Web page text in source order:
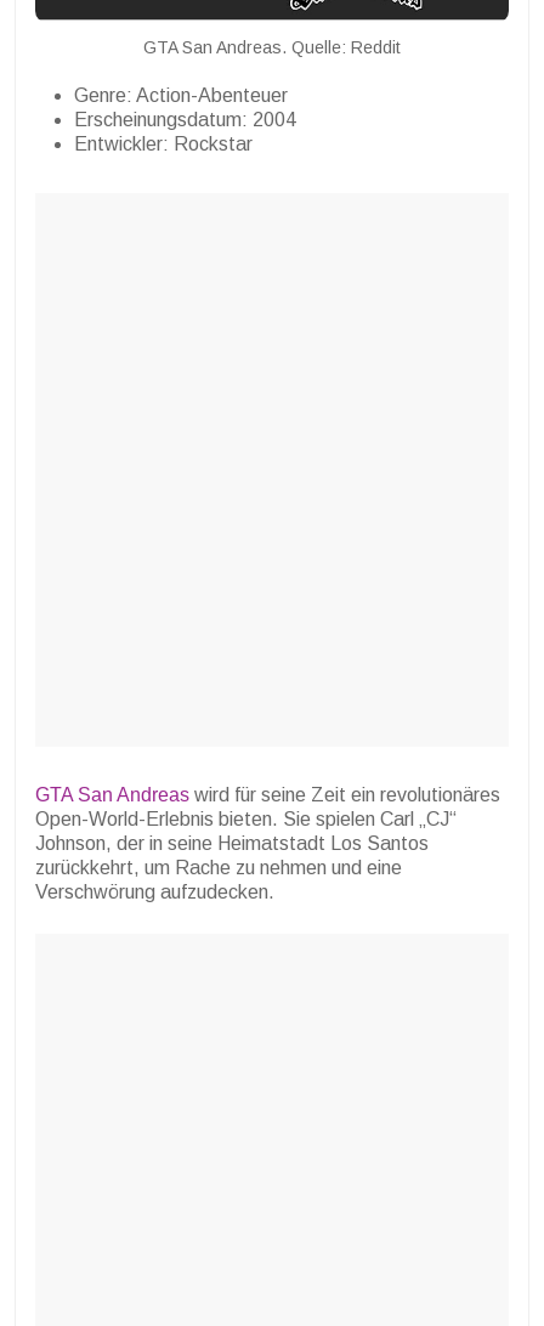
GTA San Andreas. Quelle: Reddit
Genre: Action-Abenteuer
Erscheinungsdatum: 2004
Entwickler: Rockstar
GTA San Andreas wird für seine Zeit ein revolutionäres
Open-World-Erlebnis bieten. Sie spielen Carl „CJ“
Johnson, der in seine Heimatstadt Los Santos
zurückkehrt, um Rache zu nehmen und eine
Verschwörung aufzudecken.